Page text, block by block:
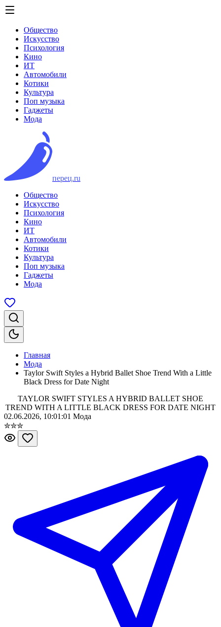
Общество
Искусство
Психология
Кино
ИТ
Автомобили
Котики
Культура
Поп музыка
Гаджеты
Мода
перец.ru
Общество
Искусство
Психология
Кино
ИТ
Автомобили
Котики
Культура
Поп музыка
Гаджеты
Мода
Главная
Мода
Taylor Swift Styles a Hybrid Ballet Shoe Trend With a Little
Black Dress for Date Night
TAYLOR SWIFT STYLES A HYBRID BALLET SHOE
TREND WITH A LITTLE BLACK DRESS FOR DATE NIGHT
02.06.2026, 10:01:01 Мода
✮✮✮